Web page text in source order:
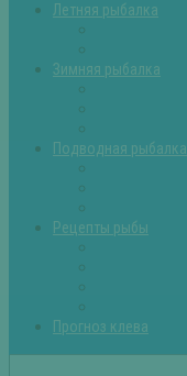
Летняя рыбалка
Зимняя рыбалка
Подводная рыбалка
Рецепты рыбы
Прогноз клева